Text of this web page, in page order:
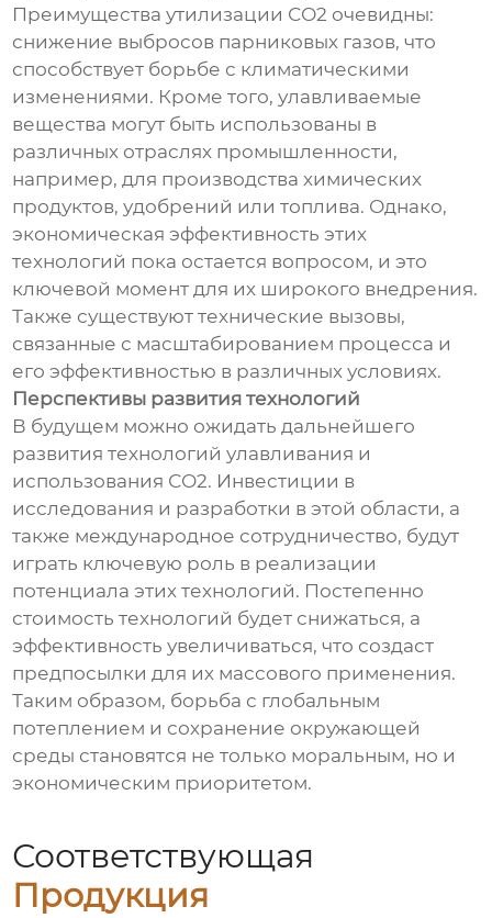
Преимущества утилизации СО2 очевидны:
снижение выбросов парниковых газов, что
способствует борьбе с климатическими
изменениями. Кроме того, улавливаемые
вещества могут быть использованы в
различных отраслях промышленности,
например, для производства химических
продуктов, удобрений или топлива. Однако,
экономическая эффективность этих
технологий пока остается вопросом, и это
ключевой момент для их широкого внедрения.
Также существуют технические вызовы,
связанные с масштабированием процесса и
его эффективностью в различных условиях.
Перспективы развития технологий
В будущем можно ожидать дальнейшего
развития технологий улавливания и
использования СО2. Инвестиции в
исследования и разработки в этой области, а
также международное сотрудничество, будут
играть ключевую роль в реализации
потенциала этих технологий. Постепенно
стоимость технологий будет снижаться, а
эффективность увеличиваться, что создаст
предпосылки для их массового применения.
Таким образом, борьба с глобальным
потеплением и сохранение окружающей
среды становятся не только моральным, но и
экономическим приоритетом.
Соответствующая
Продукция